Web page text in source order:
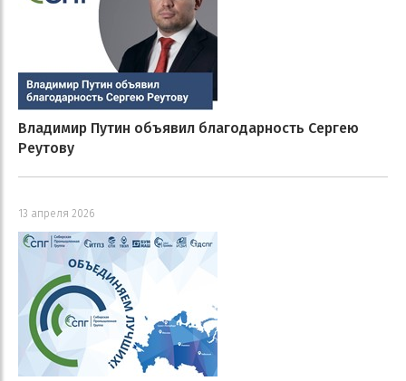
Владимир Путин объявил благодарность Сергею
Реутову
13 апреля 2026